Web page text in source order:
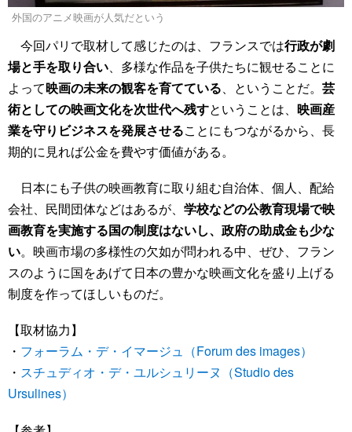
外国のアニメ映画が人気だという
今回パリで取材して感じたのは、フランスでは行政が劇
場と手を取り合い、多様な作品を子供たちに観せることに
よって映画の未来の観客を育てている、ということだ。 芸
術としての映画文化を次世代へ残すということは、 映画産
業を守りビジネスを発展させることにもつながるから、長
期的に見れば公金を費やす価値がある。
日本にも子供の映画教育に取り組む自治体、個人、配給
会社、民間団体などはあるが、 学校などの公教育現場で映
画教育を実施する国の制度はないし、政府の助成金も少な
い。映画市場の多様性の欠如が問われる中、ぜひ、フラン
スのように国をあげて日本の豊かな映画文化を盛り上げる
制度を作ってほしいものだ。
【取材協力】
・ フォーラム・デ・イマージュ（Forum des images）
・ スチュディオ・デ・ユルシュリーヌ（Studio des
Ursulines）